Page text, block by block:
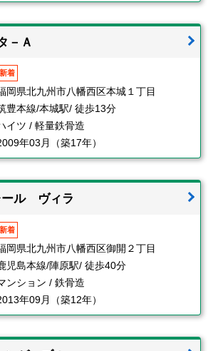
－Ａ
新着
岡県北九州市八幡西区本城１丁目
豊本線/本城駅/ 徒歩13分
イツ / 軽量鉄骨造
年03月（築17年）
ール ヴィラ
新着
岡県北九州市八幡西区御開２丁目
児島本線/陣原駅/ 徒歩40分
ンション / 鉄骨造
年09月（築12年）